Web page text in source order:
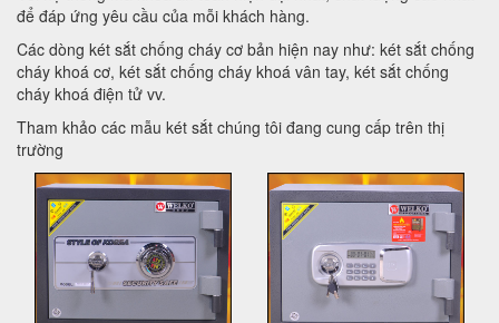
để đáp ứng yêu cầu của mỗi khách hàng.
Các dòng két sắt chống cháy cơ bản hiện nay như: két sắt chống
cháy khoá cơ, két sắt chống cháy khoá vân tay, két sắt chống
cháy khoá điện tử vv.
Tham khảo các mẫu két sắt chúng tôi đang cung cấp trên thị
trường